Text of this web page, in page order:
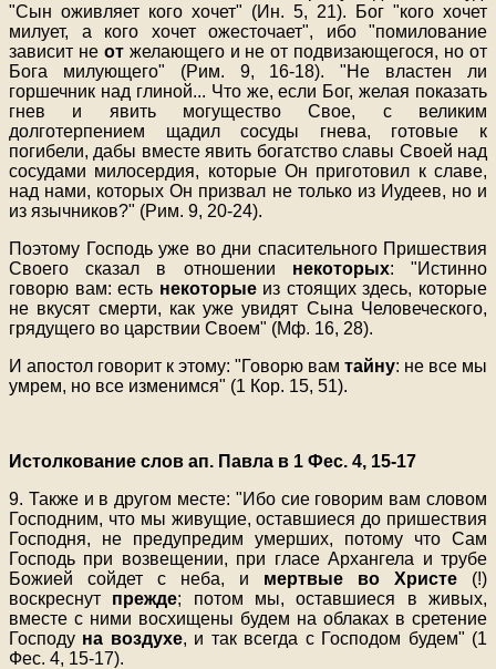
"Сын оживляет кого хочет" (Ин. 5, 21). Бог "кого хочет
милует, а кого хочет ожесточает", ибо "помилование
зависит не отжелающего и не от подвизающегося, но от
Бога милующего" (Рим. 9, 16-18). "Не властен ли
горшечник над глиной... Что же, если Бог, желая показать
гнев и явить могущество Свое, с великим
долготерпением щадил сосуды гнева, готовые к
погибели, дабы вместе явить богатство славы Своей над
сосудами милосердия, которые Он приготовил к славе,
над нами, которых Он призвал не только из Иудеев, но и
из язычников?" (Рим. 9, 20-24).
Поэтому Господь уже во дни спасительного Пришествия
Своего сказал в отношении некоторых: "Истинно
говорю вам: есть некоторыеиз стоящих здесь, которые
не вкусят смерти, как уже увидят Сына Человеческого,
грядущего во царствии Своем" (Мф. 16, 28).
И апостол говорит к этому: "Говорю вам тайну: не все мы
умрем, но все изменимся" (1 Кор. 15, 51).
Истолкование слов ап. Павла в 1 Фес. 4, 15-17
9. Также и в другом месте: "Ибо сие говорим вам словом
Господним, что мы живущие, оставшиеся до пришествия
Господня, не предупредим умерших, потому что Сам
Господь при возвещении, при гласе Архангела и трубе
Божией сойдет с неба, и мертвые во Христе (!)
воскреснут прежде; потом мы, оставшиеся в живых,
вместе с ними восхищены будем на облаках в сретение
Господу на воздухе, и так всегда с Господом будем" (1
Фес. 4, 15-17).